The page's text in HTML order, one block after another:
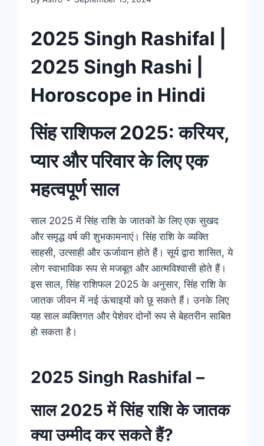
2025 Singh Rashifal |
2025 Singh Rashi |
Horoscope in Hindi
सिंह राशिफल 2025: करियर,
प्यार और परिवार के लिए एक
महत्वपूर्ण साल
साल 2025 में सिंह राशि के जातकों के लिए एक सुखद
और समृद्ध वर्ष की शुभकामनाएं। सिंह राशि के व्यक्ति
साहसी, उत्साही और ऊर्जावान होते हैं। सूर्य द्वारा शासित, ये
लोग स्वाभाविक रूप से मजबूत और आत्मविश्वासी होते हैं।
इस साल, सिंह राशिफल 2025 के अनुसार, सिंह राशि के
जातक जीवन में नई ऊंचाइयों को छू सकते हैं। उनके लिए
यह साल व्यक्तिगत और पेशेवर दोनों रूप से बेहतरीन साबित
हो सकता है।
2025 Singh Rashifal –
साल 2025 में सिंह राशि के जातक
क्या उम्मीद कर सकते हैं?